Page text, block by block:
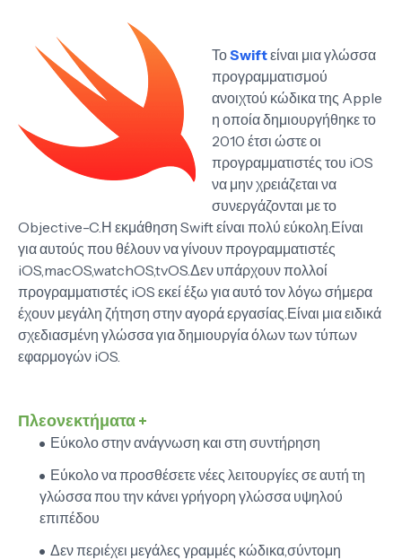
ΤοSwiftείναι μια γλώσσα
προγραμματισμού
ανοιχτού κώδικα της Apple
η οποία δημιουργήθηκε το
2010 έτσι ώστε οι
προγραμματιστές του iOS
να μην χρειάζεται να
συνεργάζονται με το
Objective-C.Η εκμάθηση Swift είναι πολύ εύκολη.Είναι
για αυτούς που θέλουν να γίνουν προγραμματιστές
iOS,macOS,watchOS,tvOS.Δεν υπάρχουν πολλοί
προγραμματιστές iOS εκεί έξω για αυτό τον λόγω σήμερα
έχουν μεγάλη ζήτηση στην αγορά εργασίας.Είναι μια ειδικά
σχεδιασμένη γλώσσα για δημιουργία όλων των τύπων
εφαρμογών iOS.
Πλεονεκτήματα +
Εύκολο στην ανάγνωση και στη συντήρηση
Εύκολο να προσθέσετε νέες λειτουργίες σε αυτή τη
γλώσσα που την κάνει γρήγορη γλώσσα υψηλού
επιπέδου
Δεν περιέχει μεγάλες γραμμές κώδικα,σύντομη